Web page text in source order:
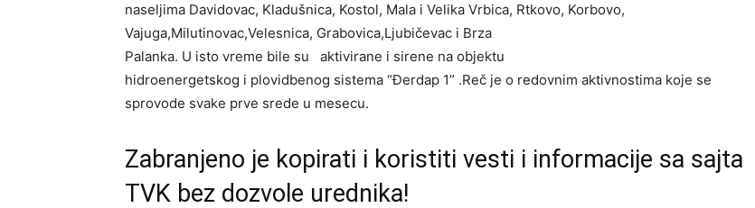
naseljima Davidovac, Kladušnica, Kostol, Mala i Velika Vrbica, Rtkovo, Korbovo,
Vajuga,Milutinovac,Velesnica, Grabovica,Ljubičevac i Brza
Palanka. U isto vreme bile su aktivirane i sirene na objektu
hidroenergetskog i plovidbenog sistema “Đerdap 1” .Reč je o redovnim aktivnostima koje se
sprovode svake prve srede u mesecu.
Zabranjeno je kopirati i koristiti vesti i informacije sa sajta
TVK bez dozvole urednika!